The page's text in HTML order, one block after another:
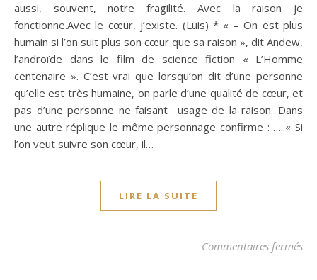
aussi, souvent, notre fragilité. Avec la raison je
fonctionne.Avec le cœur, j’existe. (Luis) * « – On est plus
humain si l’on suit plus son cœur que sa raison », dit Andew,
l’androïde dans le film de science fiction « L’Homme
centenaire ». C’est vrai que lorsqu’on dit d’une personne
qu’elle est très humaine, on parle d’une qualité de cœur, et
pas d’une personne ne faisant usage de la raison. Dans
une autre réplique le même personnage confirme : …..« Si
l’on veut suivre son cœur, il…
LIRE LA SUITE
Commentaires fermés